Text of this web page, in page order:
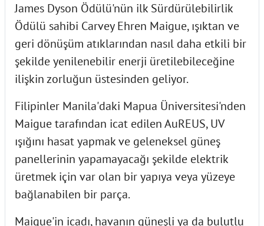
James Dyson Ödülü'nün ilk Sürdürülebilirlik
Ödülü sahibi Carvey Ehren Maigue, ışıktan ve
geri dönüşüm atıklarından nasıl daha etkili bir
şekilde yenilenebilir enerji üretilebileceğine
ilişkin zorluğun üstesinden geliyor.
Filipinler Manila'daki Mapua Üniversitesi'nden
Maigue tarafından icat edilen AuREUS, UV
ışığını hasat yapmak ve geleneksel güneş
panellerinin yapamayacağı şekilde elektrik
üretmek için var olan bir yapıya veya yüzeye
bağlanabilen bir parça.
Maigue'in icadı, havanın güneşli ya da bulutlu